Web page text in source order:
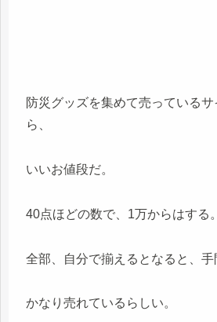
防災グッズを集めて売っている
ら、
いいお値段だ。
40点ほどの数で、1万からはする。
全部、自分で揃えるとなると、手
かなり売れているらしい。